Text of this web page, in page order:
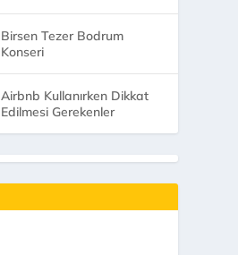
Birsen Tezer Bodrum
Konseri
Airbnb Kullanırken Dikkat
Edilmesi Gerekenler